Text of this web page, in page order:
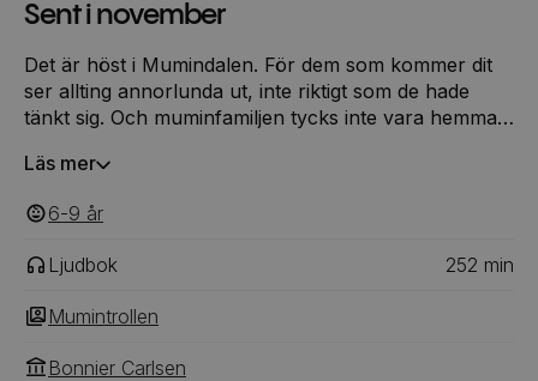
Sent i november
Det är höst i Mumindalen. För dem som kommer dit
ser allting annorlunda ut, inte riktigt som de hade
tänkt sig. Och muminfamiljen tycks inte vara hemma.
bo och leva med varandra bäst de kan. Långt
till dalen där han har tappat något mycket viktigt.
Läs mer
6-9 ‎‎ år
Ljudbok 252 min
Mumintrollen
Bonnier Carlsen